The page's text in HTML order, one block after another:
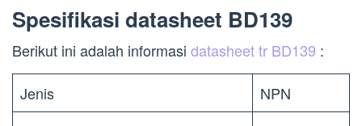
Spesifikasi datasheet BD139
Berikut ini adalah informasi datasheet tr BD139 :
Jenis
NPN